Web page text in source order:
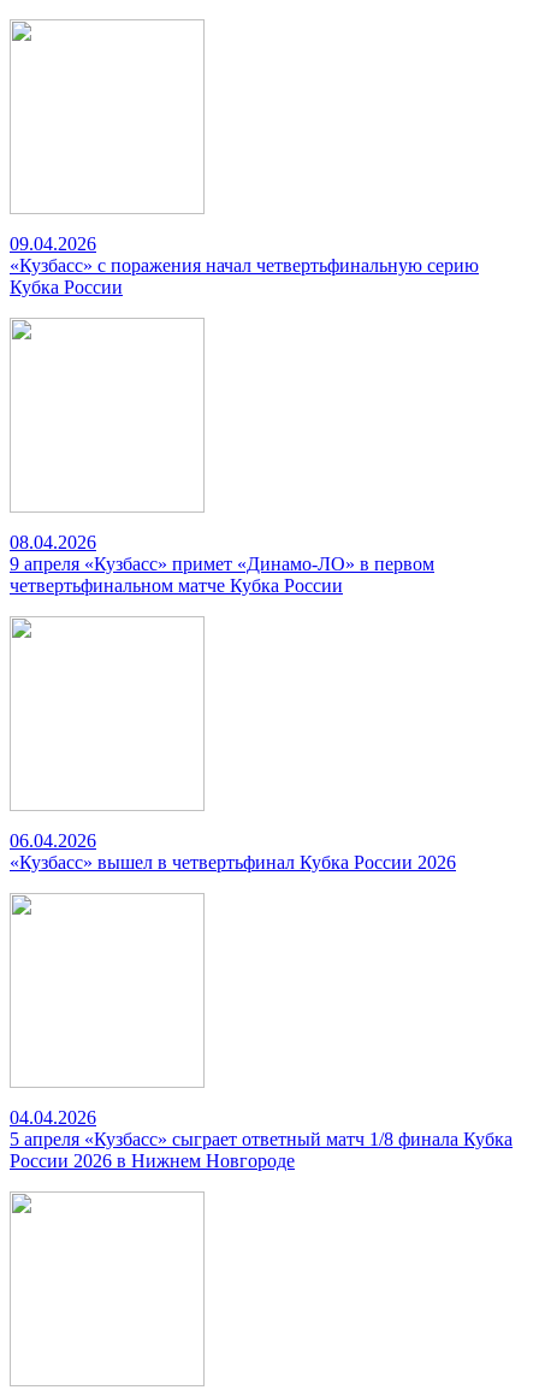
09.04.2026
«Кузбасс» с поражения начал четвертьфинальную серию
Кубка России
08.04.2026
9 апреля «Кузбасс» примет «Динамо-ЛО» в первом
четвертьфинальном матче Кубка России
06.04.2026
«Кузбасс» вышел в четвертьфинал Кубка России 2026
04.04.2026
5 апреля «Кузбасс» сыграет ответный матч 1/8 финала Кубка
России 2026 в Нижнем Новгороде